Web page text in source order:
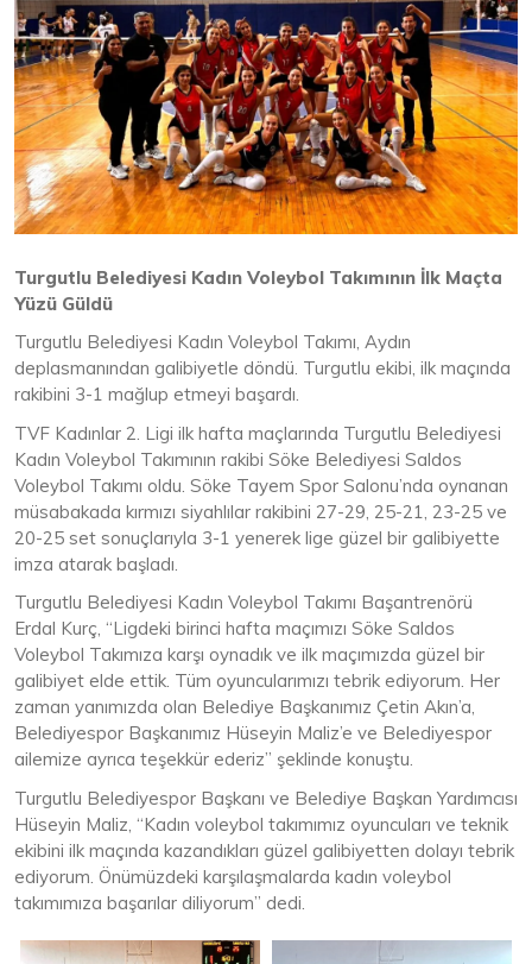
Turgutlu Belediyesi Kadın Voleybol Takımının İlk Maçta
Yüzü Güldü
Turgutlu Belediyesi Kadın Voleybol Takımı, Aydın
deplasmanından galibiyetle döndü. Turgutlu ekibi, ilk maçında
rakibini 3-1 mağlup etmeyi başardı.
TVF Kadınlar 2. Ligi ilk hafta maçlarında Turgutlu Belediyesi
Kadın Voleybol Takımının rakibi Söke Belediyesi Saldos
Voleybol Takımı oldu. Söke Tayem Spor Salonu’nda oynanan
müsabakada kırmızı siyahlılar rakibini 27-29, 25-21, 23-25 ve
20-25 set sonuçlarıyla 3-1 yenerek lige güzel bir galibiyette
imza atarak başladı.
Turgutlu Belediyesi Kadın Voleybol Takımı Başantrenörü
Erdal Kurç, “Ligdeki birinci hafta maçımızı Söke Saldos
Voleybol Takımıza karşı oynadık ve ilk maçımızda güzel bir
galibiyet elde ettik. Tüm oyuncularımızı tebrik ediyorum. Her
zaman yanımızda olan Belediye Başkanımız Çetin Akın’a,
Belediyespor Başkanımız Hüseyin Maliz’e ve Belediyespor
ailemize ayrıca teşekkür ederiz” şeklinde konuştu.
Turgutlu Belediyespor Başkanı ve Belediye Başkan Yardımcısı
Hüseyin Maliz, “Kadın voleybol takımımız oyuncuları ve teknik
ekibini ilk maçında kazandıkları güzel galibiyetten dolayı tebrik
ediyorum. Önümüzdeki karşılaşmalarda kadın voleybol
takımımıza başarılar diliyorum” dedi.